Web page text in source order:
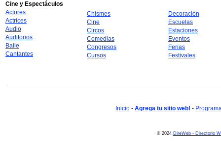
Cine y Espectáculos
Actores
Actrices
Audio
Auditorios
Baile
Cantantes
Chismes
Cine
Circos
Comedias
Congresos
Cursos
Decoración
Escuelas
Estaciones
Eventos
Ferias
Festivales
Inicio - Agrega tu sitio web! -
© 2024 DireWeb - Directorio